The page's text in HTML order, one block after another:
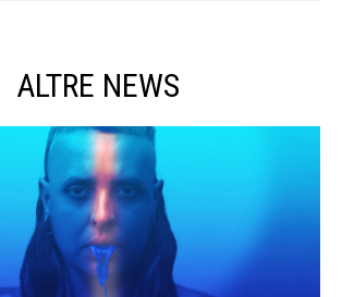
ALTRE NEWS